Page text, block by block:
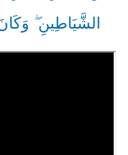
الشَّيَاطِينِ